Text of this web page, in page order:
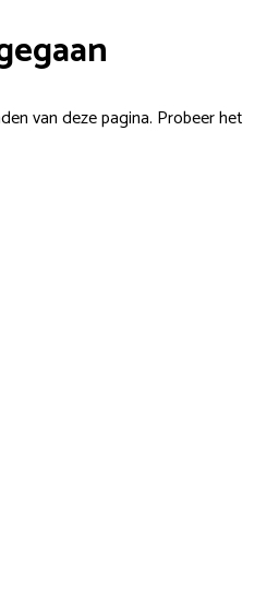
van deze pagina. Probeer het